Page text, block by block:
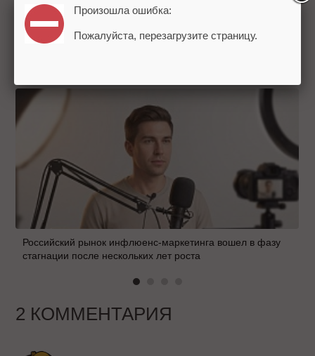
слова
i-Media
Российский рынок инфлюенс-маркетинга вошел в фазу
стагнации после нескольких лет роста
2 КОММЕНТАРИЯ
Произошла ошибка:
Пожалуйста, перезагрузите страницу.